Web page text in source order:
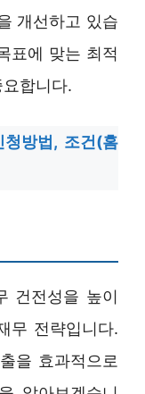
개선하고 있습
표에 맞는 최적
합니다.
방법, 조건(홈
건전성을 높이
무 전략입니다.
을 효과적으로